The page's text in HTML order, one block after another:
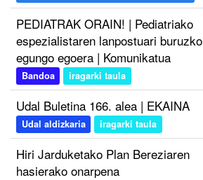
PEDIATRAK ORAIN! | Pediatriako
espezialistaren lanpostuari buruzko
egungo egoera | Komunikatua
Bandoa iragarki taula
Udal Buletina 166. alea | EKAINA
Udal aldizkaria iragarki taula
Hiri Jarduketako Plan Bereziaren
hasierako onarpena